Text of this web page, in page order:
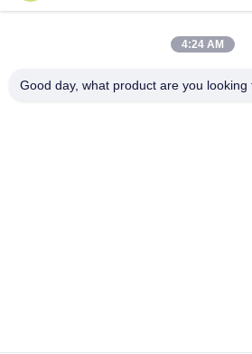
কম্পোস্ট সার মেশিনযৌগিক সার উৎপাদন লাইনজৈব সার
ডাবল রোলার সার দানাদার
4:24 AM
Good day, what product are you looking